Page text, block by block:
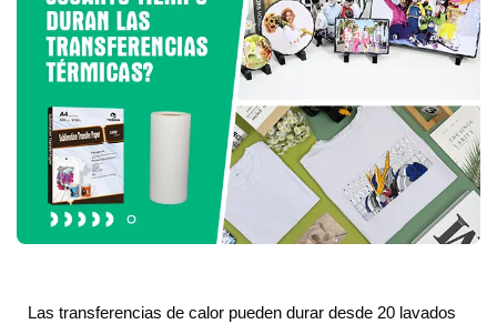
Las transferencias de calor pueden durar desde 20 lavados